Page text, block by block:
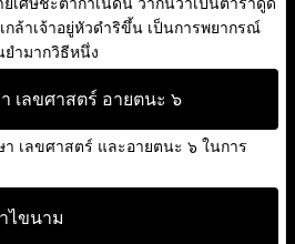
กล้าเจ้าอยู่หัวดำริขึ้น เป็นการพยากรณ์
ำมากวิธีหนึ่ง
เลขศาสตร์ อายตนะ ๖
เลขศาสตร์ และอายตนะ ๖ ในการ
ไขนาม